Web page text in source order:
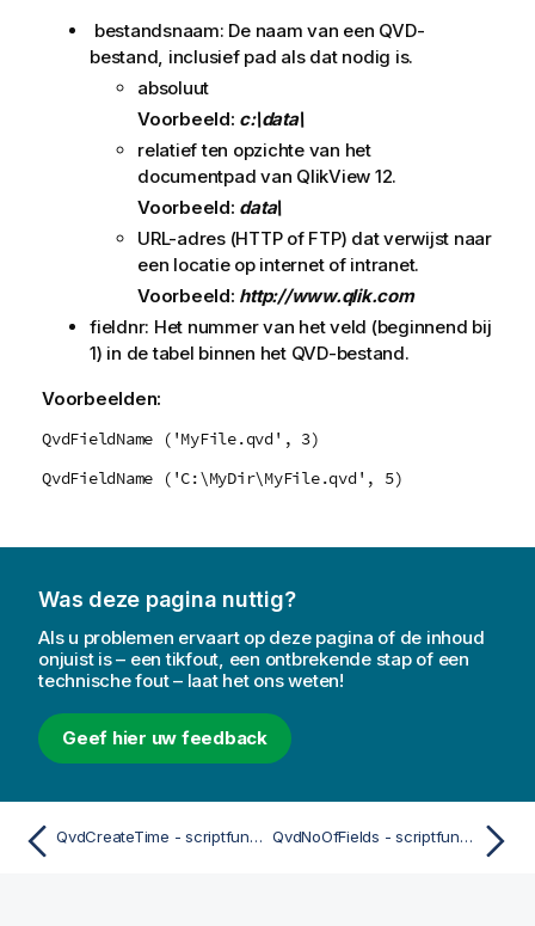
bestandsnaam: De naam van een QVD-
bestand, inclusief pad als dat nodig is.
absoluut
Voorbeeld: c:\data\
relatief ten opzichte van het
documentpad van QlikView 12.
Voorbeeld: data\
URL-adres (HTTPof FTP) dat verwijst naar
een locatie op internet of intranet.
Voorbeeld: http://www.qlik.com
fieldnr: Het nummer van het veld (beginnend bij
1) in de tabel binnen het QVD-bestand.
Voorbeelden:
QvdFieldName ('MyFile.qvd', 3)
QvdFieldName ('C:\MyDir\MyFile.qvd', 5)
Was deze pagina nuttig?
Als u problemen ervaart op deze pagina of de inhoud
onjuist is – een tikfout, een ontbrekende stap of een
technische fout – laat het ons weten!
Geef hier uw feedback
QvdCreateTime - scriptfunctie QvdNoOfFields - scriptfunctie